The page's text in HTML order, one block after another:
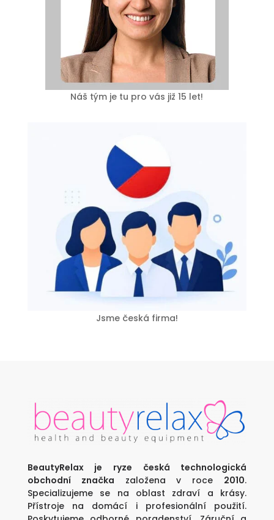
Náš tým je tu pro vás již 15 let!
Jsme česká firma!
BeautyRelax je ryze česká technologická
obchodní značka založena v roce 2010.
Specializujeme se na oblast zdraví a krásy.
Přístroje na domácí i profesionální použití.